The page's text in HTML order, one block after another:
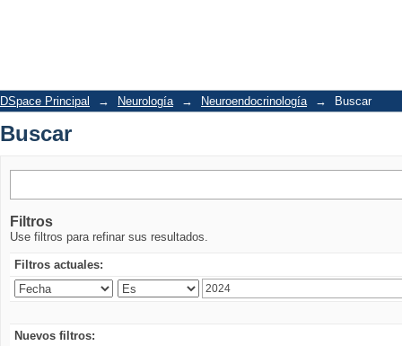
DSpace Principal → Neurología → Neuroendocrinología → Buscar
Buscar
Filtros
Use filtros para refinar sus resultados.
Filtros actuales:
Nuevos filtros: